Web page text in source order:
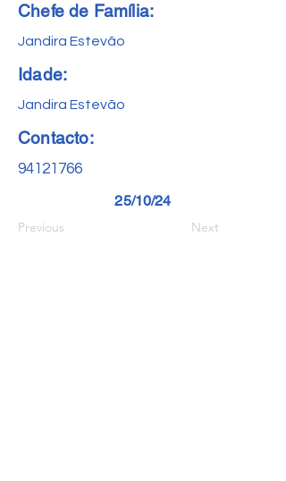
Chefe de Família:
Jandira Estevão
Idade:
Jandira Estevão
Contacto:
94121766
25/10/24
Previous Next